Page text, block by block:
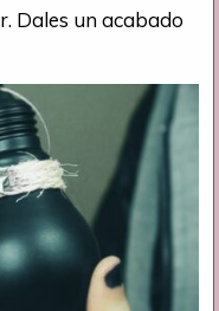
Dales un acabado